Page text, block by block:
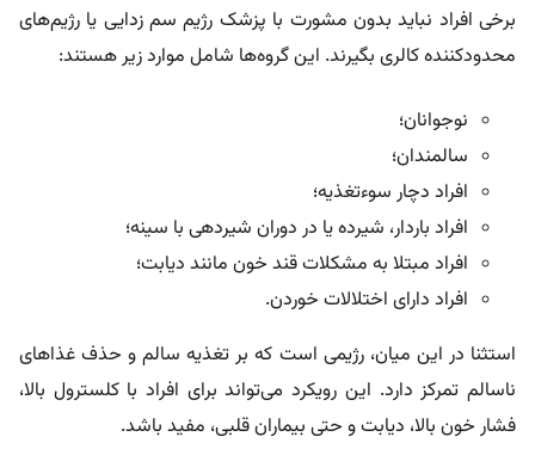
برخی افراد نباید بدون مشورت با پزشک رژیم سم زدایی یا رژیم‌های
محدودکننده کالری بگیرند. این گروه‌ها شامل موارد زیر هستند:
نوجوانان؛
سالمندان؛
افراد دچار سوءتغذیه؛
افراد باردار، شیرده یا در دوران شیردهی با سینه؛
افراد مبتلا به مشکلات قند خون مانند دیابت؛
افراد دارای اختلالات خوردن.
استثنا در این میان، رژیمی است که بر تغذیه سالم و حذف غذاهای
ناسالم تمرکز دارد. این رویکرد می‌تواند برای افراد با کلسترول بالا،
فشار خون بالا، دیابت و حتی بیماران قلبی، مفید باشد.